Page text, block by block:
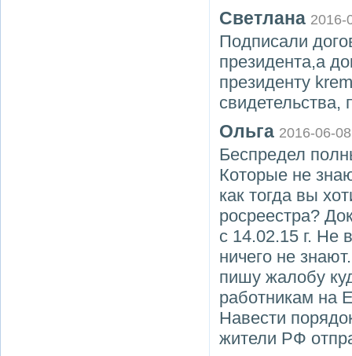
Светлана 2016-
Подписали
президента,а
президенту
Ольга 2016-06-08
Беспредел
Которые не
как тогда вы
росреестра?
с 14.02.15 г. Не
ничего не
пишу жалобу
работникам на
Навести
жители РФ